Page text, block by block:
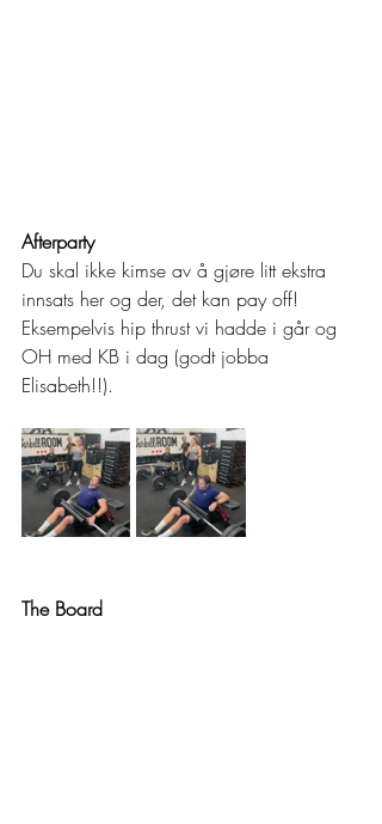
Afterparty
Du skal ikke kimse av å gjøre litt ekstra
innsats her og der, det kan pay off!
Eksempelvis hip thrust vi hadde i går og
OH med KB i dag (godt jobba
Elisabeth!!).
The Board